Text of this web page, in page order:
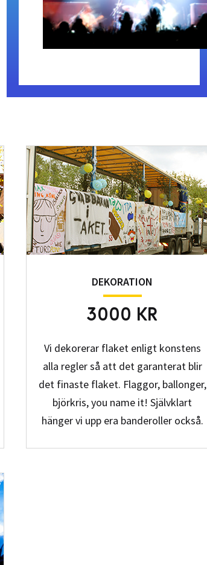
DEKORATION
3000 KR
Vi dekorerar flaket enligt konstens
alla regler så att det garanterat blir
det finaste flaket. Flaggor, ballonger,
björkris, you name it! Självklart
hänger vi upp era banderoller också.